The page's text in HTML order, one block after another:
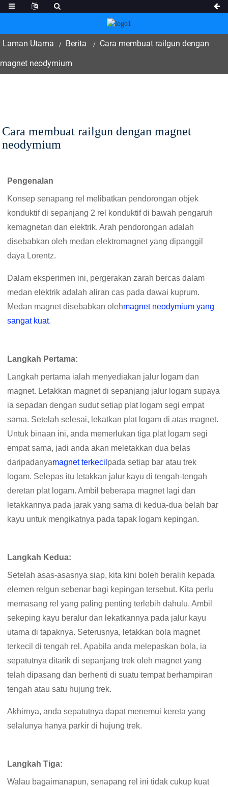
Laman Utama Berita Cara membuat railgun dengan
magnet neodymium
Cara membuat railgun dengan magnet
neodymium
Pengenalan
Konsep senapang rel melibatkan pendorongan objek
konduktif di sepanjang 2 rel konduktif di bawah pengaruh
kemagnetan dan elektrik. Arah pendorongan adalah
disebabkan oleh medan elektromagnet yang dipanggil
daya Lorentz.
Dalam eksperimen ini, pergerakan zarah bercas dalam
medan elektrik adalah aliran cas pada dawai kuprum.
Medan magnet disebabkan olehmagnet neodymium yang
sangat kuat.
Langkah Pertama:
Langkah pertama ialah menyediakan jalur logam dan
magnet. Letakkan magnet di sepanjang jalur logam supaya
ia sepadan dengan sudut setiap plat logam segi empat
sama. Setelah selesai, lekatkan plat logam di atas magnet.
Untuk binaan ini, anda memerlukan tiga plat logam segi
empat sama, jadi anda akan meletakkan dua belas
daripadanyamagnet terkecil pada setiap bar atau trek
logam. Selepas itu letakkan jalur kayu di tengah-tengah
deretan plat logam. Ambil beberapa magnet lagi dan
letakkannya pada jarak yang sama di kedua-dua belah bar
kayu untuk mengikatnya pada tapak logam kepingan.
Langkah Kedua:
Setelah asas-asasnya siap, kita kini boleh beralih kepada
elemen relgun sebenar bagi kepingan tersebut. Kita perlu
memasang rel yang paling penting terlebih dahulu. Ambil
sekeping kayu beralur dan lekatkannya pada jalur kayu
utama di tapaknya. Seterusnya, letakkan bola magnet
terkecil di tengah rel. Apabila anda melepaskan bola, ia
sepatutnya ditarik di sepanjang trek oleh magnet yang
telah dipasang dan berhenti di suatu tempat berhampiran
tengah atau satu hujung trek.
Akhirnya, anda sepatutnya dapat menemui kereta yang
selalunya hanya parkir di hujung trek.
Langkah Tiga:
Walau bagaimanapun, senapang rel ini tidak cukup kuat